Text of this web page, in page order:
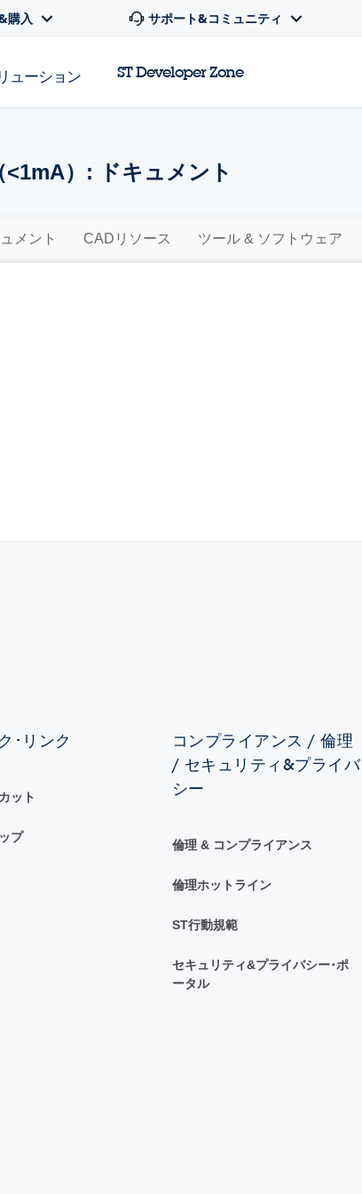
購入 サポート&コミュニティ
ューション ST Developer Zone
）: ドキュメント
メント CADリソース ツール & ソフトウェア
･リンク
ット
プ
コンプライアンス / 倫理
/ セキュリティ&プライバ
シー
倫理 & コンプライアンス
倫理ホットライン
ST行動規範
セキュリティ&プライバシー･ポ
ータル